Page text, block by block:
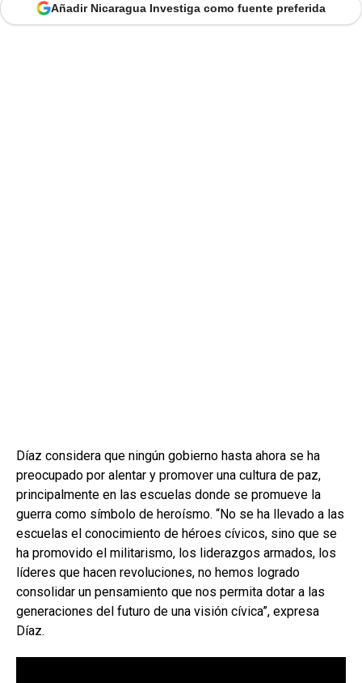
Añadir Nicaragua Investiga como fuente preferida
Díaz considera que ningún gobierno hasta ahora se ha
preocupado por alentar y promover una cultura de paz,
principalmente en las escuelas donde se promueve la
guerra como símbolo de heroísmo. “No se ha llevado a las
escuelas el conocimiento de héroes cívicos, sino que se
ha promovido el militarismo, los liderazgos armados, los
líderes que hacen revoluciones, no hemos logrado
consolidar un pensamiento que nos permita dotar a las
generaciones del futuro de una visión cívica”, expresa
Díaz.